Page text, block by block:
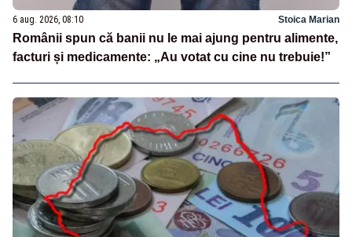
6 aug. 2026, 08:10 Stoica Marian
Românii spun că banii nu le mai ajung pentru alimente,
facturi și medicamente: „Au votat cu cine nu trebuie!”